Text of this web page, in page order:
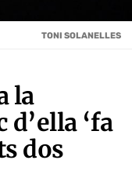
la
‘fa
dos
TONI SOLANELLES